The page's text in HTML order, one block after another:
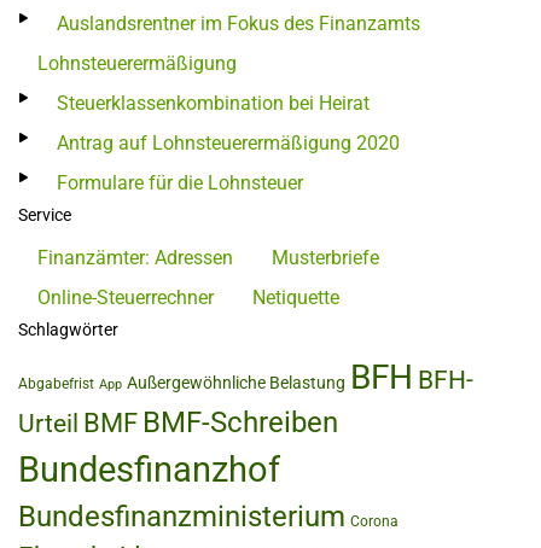
Auslandsrentner im Fokus des Finanzamts
Lohnsteuerermäßigung
Steuerklassenkombination bei Heirat
Antrag auf Lohnsteuerermäßigung 2020
Formulare für die Lohnsteuer
Service
Finanzämter: Adressen
Musterbriefe
Online-Steuerrechner
Netiquette
Schlagwörter
Abgabefrist App Außergewöhnliche Belastung BFH BFH-
Urteil BMF BMF-Schreiben
Bundesfinanzhof
Bundesfinanzministerium Corona